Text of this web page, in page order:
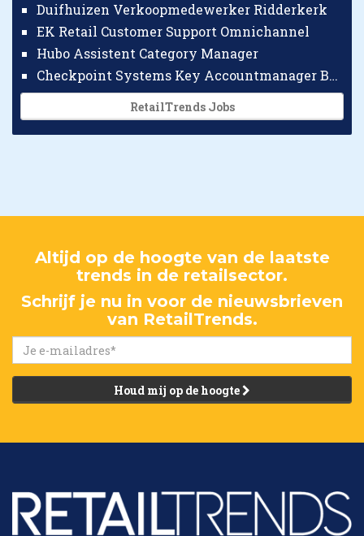
Duifhuizen Verkoopmedewerker Ridderkerk
EK Retail Customer Support Omnichannel
Hubo Assistent Category Manager
Checkpoint Systems Key Accountmanager Benelux
RetailTrends Jobs
Altijd op de hoogte van de laatste
trends in de retailsector.
Schrijf je nu in voor de nieuwsbrieven
van RetailTrends.
Houd mij op de hoogte